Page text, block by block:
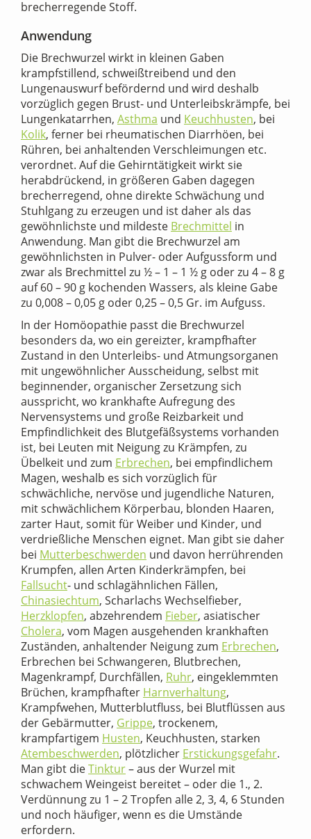
brecherregende Stoff.
Anwendung
Die Brechwurzel wirkt in kleinen Gaben
krampfstillend, schweißtreibend und den
Lungenauswurf befördernd und wird deshalb
vorzüglich gegen Brust- und Unterleibskrämpfe, bei
Lungenkatarrhen, Asthma und Keuchhusten, bei
Kolik, ferner bei rheumatischen Diarrhöen, bei
Rühren, bei anhaltenden Verschleimungen etc.
verordnet. Auf die Gehirntätigkeit wirkt sie
herabdrückend, in größeren Gaben dagegen
brecherregend, ohne direkte Schwächung und
Stuhlgang zu erzeugen und ist daher als das
gewöhnlichste und mildeste Brechmittel in
Anwendung. Man gibt die Brechwurzel am
gewöhnlichsten in Pulver- oder Aufgussform und
zwar als Brechmittel zu ½ – 1 – 1 ½ g oder zu 4 – 8 g
auf 60 – 90 g kochenden Wassers, als kleine Gabe
zu 0,008 – 0,05 g oder 0,25 – 0,5 Gr. im Aufguss.
In der Homöopathie passt die Brechwurzel
besonders da, wo ein gereizter, krampfhafter
Zustand in den Unterleibs- und Atmungsorganen
mit ungewöhnlicher Ausscheidung, selbst mit
beginnender, organischer Zersetzung sich
ausspricht, wo krankhafte Aufregung des
Nervensystems und große Reizbarkeit und
Empfindlichkeit des Blutgefäßsystems vorhanden
ist, bei Leuten mit Neigung zu Krämpfen, zu
Übelkeit und zum Erbrechen, bei empfindlichem
Magen, weshalb es sich vorzüglich für
schwächliche, nervöse und jugendliche Naturen,
mit schwächlichem Körperbau, blonden Haaren,
zarter Haut, somit für Weiber und Kinder, und
verdrießliche Menschen eignet. Man gibt sie daher
bei Mutterbeschwerden und davon herrührenden
Krumpfen, allen Arten Kinderkrämpfen, bei
Fallsucht- und schlagähnlichen Fällen,
Chinasiechtum, Scharlachs Wechselfieber,
Herzklopfen, abzehrendem Fieber, asiatischer
Cholera, vom Magen ausgehenden krankhaften
Zuständen, anhaltender Neigung zum Erbrechen,
Erbrechen bei Schwangeren, Blutbrechen,
Magenkrampf, Durchfällen, Ruhr, eingeklemmten
Brüchen, krampfhafter Harnverhaltung,
Krampfwehen, Mutterblutfluss, bei Blutflüssen aus
der Gebärmutter, Grippe, trockenem,
krampfartigem Husten, Keuchhusten, starken
Atembeschwerden, plötzlicher Erstickungsgefahr.
Man gibt dieTinktur– aus der Wurzel mit
schwachem Weingeist bereitet – oder die 1., 2.
Verdünnung zu 1 – 2 Tropfen alle 2, 3, 4, 6 Stunden
und noch häufiger, wenn es die Umstände
erfordern.